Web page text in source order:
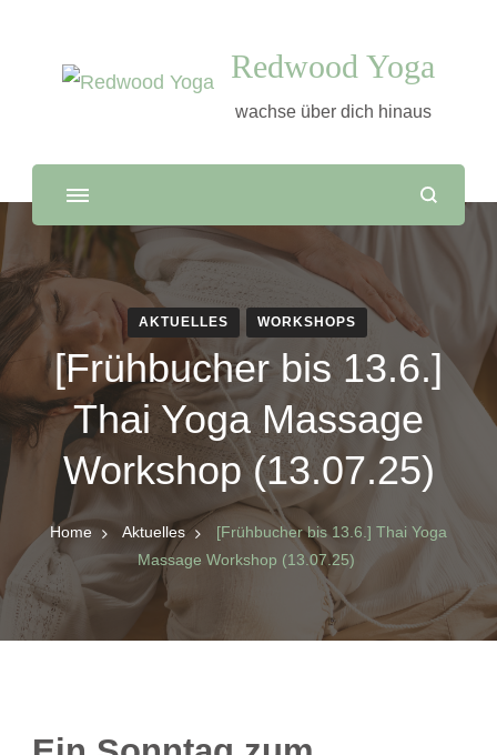
Redwood Yoga
wachse über dich hinaus
AKTUELLES WORKSHOPS
[Frühbucher bis 13.6.]
Thai Yoga Massage
Workshop (13.07.25)
Home Aktuelles
[Frühbucher bis 13.6.] Thai Yoga
Massage Workshop (13.07.25)